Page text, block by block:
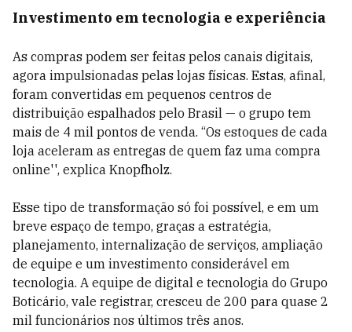
Investimento em tecnologia e experiência
As compras podem ser feitas pelos canais digitais,
agora impulsionadas pelas lojas físicas. Estas, afinal,
foram convertidas em pequenos centros de
distribuição espalhados pelo Brasil — o grupo tem
mais de 4 mil pontos de venda. “Os estoques de cada
loja aceleram as entregas de quem faz uma compra
online'', explica Knopfholz.
Esse tipo de transformação só foi possível, e em um
breve espaço de tempo, graças a estratégia,
planejamento, internalização de serviços, ampliação
de equipe e um investimento considerável em
tecnologia. A equipe de digital e tecnologia do Grupo
Boticário, vale registrar, cresceu de 200 para quase 2
mil funcionários nos últimos três anos.